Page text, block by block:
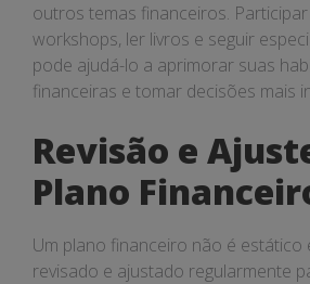
outros temas financeiros.
workshops, ler livros e seguir
pode ajudá-lo a aprimorar suas
financeiras e tomar decisões mais
Revisão e
Plano
Um plano financeiro não é estático
revisado e ajustado regularmente